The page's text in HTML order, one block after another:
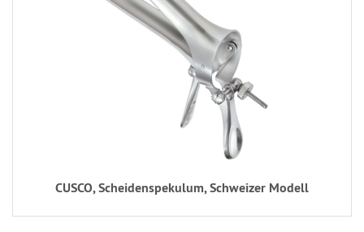
CUSCO, Scheidenspekulum, Schweizer Modell